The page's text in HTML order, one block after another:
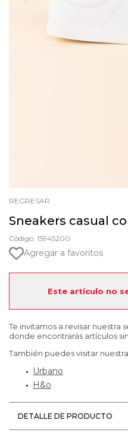
REGRESAR
Sneakers casual
Código: 15945200
Agregar a favoritos
Este artículo no
Te invitamos a revisar nuestra
donde encontrarás artículos
También puedes visitar
Urbano
H&o
DETALLE DE PRODUCTO